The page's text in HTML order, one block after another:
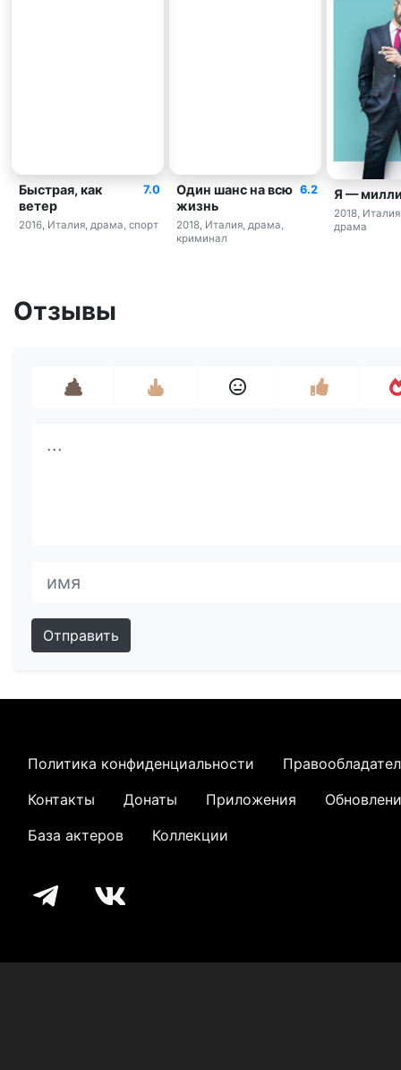
7.0
Быстрая, как
ветер
2016, Италия, драма, спорт
6.2
Один шанс на всю
жизнь
2018, Италия, драма,
криминал
Я —
2018,
драма
Отзывы
Отправить
Политика конфиденциальности
Контакты
Донаты Приложения
База актеров
Коллекции